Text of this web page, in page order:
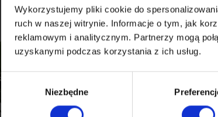
Wykorzystujemy pliki cookie do
ruch w naszej witrynie. Informacje o tym, jak
reklamowym i analitycznym. Partnerzy mogą
uzyskanymi podczas korzystania z ich usług.
Wybór
Niezbędne